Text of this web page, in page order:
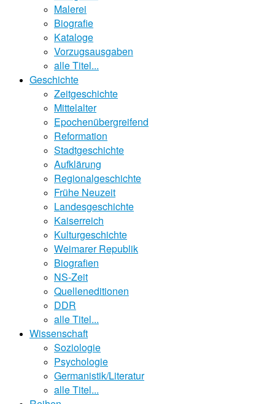
Malerei
Biografie
Kataloge
Vorzugsausgaben
alle Titel...
Geschichte
Zeitgeschichte
Mittelalter
Epochenübergreifend
Reformation
Stadtgeschichte
Aufklärung
Regionalgeschichte
Frühe Neuzeit
Landesgeschichte
Kaiserreich
Kulturgeschichte
Weimarer Republik
Biografien
NS-Zeit
Quelleneditionen
DDR
alle Titel...
Wissenschaft
Soziologie
Psychologie
Germanistik/Literatur
alle Titel...